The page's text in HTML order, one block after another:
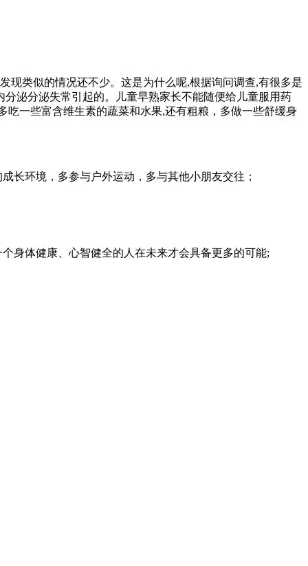
类似的情况还不少。这是为什么呢,根据询问调查,有很多是
分泌分泌失常引起的。儿童早熟家长不能随便给儿童服用药
一些富含维生素的蔬菜和水果,还有粗粮，多做一些舒缓身
环境，多参与户外运动，多与其他小朋友交往；
身体健康、心智健全的人在未来才会具备更多的可能;